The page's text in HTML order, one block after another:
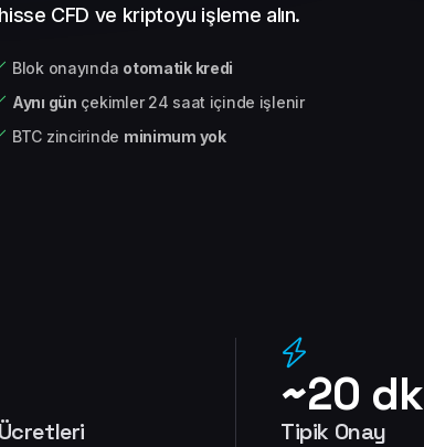
CFD ve kriptoyu işleme alın.
Blok onayında otomatik kredi
Aynı gün çekimler 24 saat içinde işlenir
BTC zincirinde minimum yok
~20 dk
Tipik Onay